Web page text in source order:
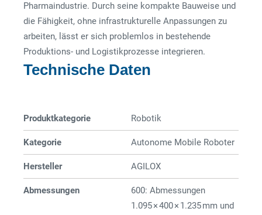
Pharmaindustrie. Durch seine kompakte Bauweise und
die Fähigkeit, ohne infrastrukturelle Anpassungen zu
arbeiten, lässt er sich problemlos in bestehende
Produktions- und Logistikprozesse integrieren.
Technische Daten
Produktkategorie Robotik
Kategorie Autonome Mobile Roboter
Hersteller AGILOX
Abmessungen
600: Abmessungen
1.095 × 400 × 1.235 mm und